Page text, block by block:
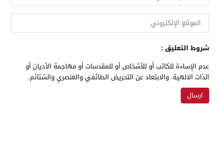
شروط التعليق :
عدم الإساءة للكاتب أو للأشخاص أو للمقدسات أو مهاجمة الأديان أو
الذات الالهية. والابتعاد عن التحريض الطائفي والعنصري والشتائم.